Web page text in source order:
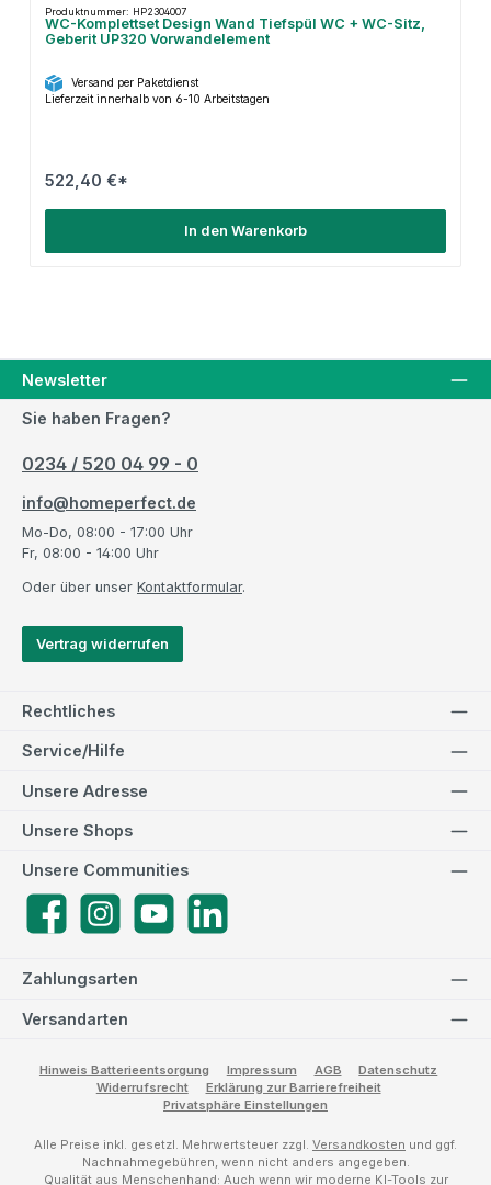
Produktnummer: HP2304007
WC-Komplettset Design Wand Tiefspül WC + WC-Sitz,
Geberit UP320 Vorwandelement
Versand per Paketdienst
Lieferzeit innerhalb von 6-10 Arbeitstagen
522,40 €*
In den Warenkorb
Newsletter
Sie haben Fragen?
0234 / 520 04 99 - 0
info@homeperfect.de
Mo-Do, 08:00 - 17:00 Uhr
Fr, 08:00 - 14:00 Uhr
Oder über unser Kontaktformular.
Vertrag widerrufen
Rechtliches
Service/Hilfe
Zahlungsarten
Versandarten
Unsere Adresse
Unsere Communities
FacebookInstagramYouTube
Unsere Shops
Hinweis Batterieentsorgung Impressum AGB
Datenschutz
Widerrufsrecht
Erklärung zur Barrierefreiheit
Privatsphäre Einstellungen
Alle Preise inkl. gesetzl. Mehrwertsteuer zzgl. Versandkosten und ggf.
Nachnahmegebühren, wenn nicht anders angegeben.
Qualität aus Menschenhand: Auch wenn wir moderne KI-Tools zur